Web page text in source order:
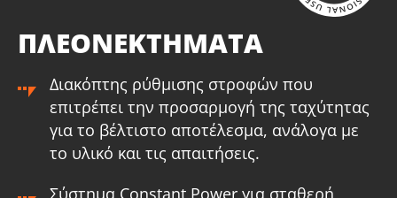
ΠΛΕΟΝΕΚΤΗΜΑΤΑ
Διακόπτης ρύθμισης στροφών που
επιτρέπει την προσαρμογή της ταχύτητας
για το βέλτιστο αποτέλεσμα, ανάλογα με
το υλικό και τις απαιτήσεις.
Σύστημα Constant Power για σταθερή